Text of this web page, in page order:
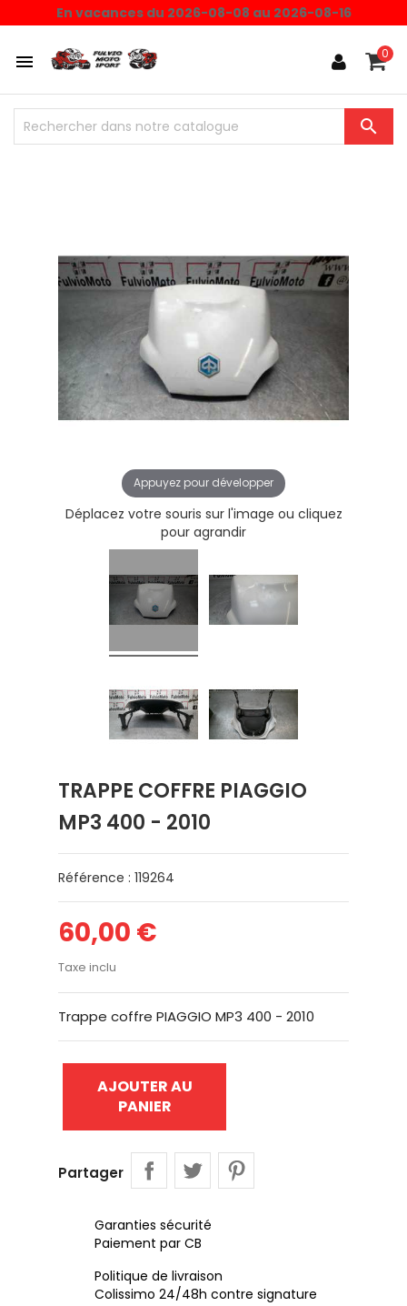
En vacances du 2026-08-08 au 2026-08-16
 0

Appuyez pour développer
Déplacez votre souris sur l'image ou cliquez
pour agrandir
TRAPPE COFFRE PIAGGIO
MP3 400 - 2010
Référence : 119264
60,00 €
Taxe inclu
Trappe coffre PIAGGIO MP3 400 - 2010
AJOUTER AU
PANIER
Partager
Garanties sécurité
Paiement par CB
Politique de livraison
Colissimo 24/48h contre signature